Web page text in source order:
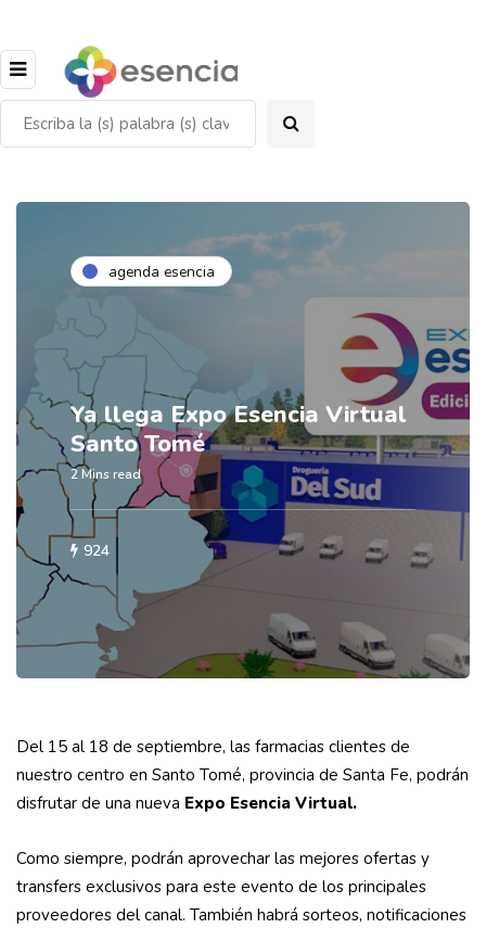
agenda esencia
Ya llega Expo Esencia Virtual
Santo Tomé
2 Mins read
924
Del 15 al 18 de septiembre, las farmacias clientes de
nuestro centro en Santo Tomé, provincia de Santa Fe, podrán
disfrutar de una nueva Expo Esencia Virtual.
Como siempre, podrán aprovechar las mejores ofertas y
transfers exclusivos para este evento de los principales
proveedores del canal. También habrá sorteos, notificaciones